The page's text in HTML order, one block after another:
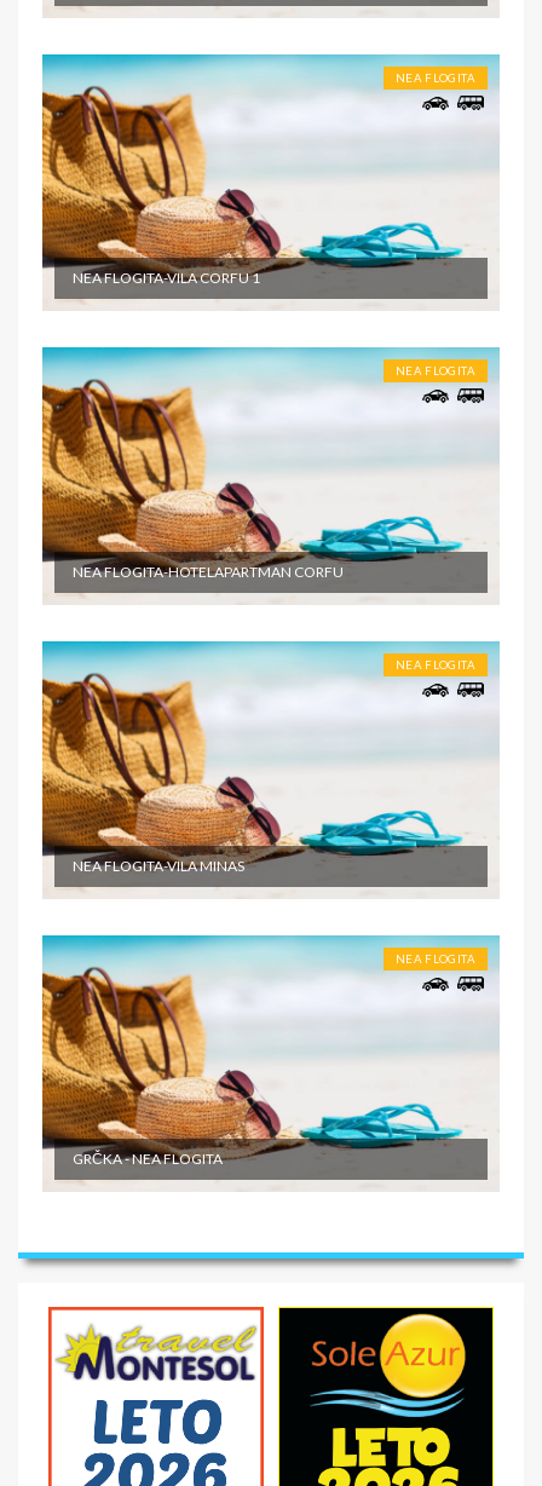
NEA FLOGITA
NEA FLOGITA-VILA CORFU 1
NEA FLOGITA
NEA FLOGITA-HOTELAPARTMAN CORFU
NEA FLOGITA
NEA FLOGITA-VILA MINAS
NEA FLOGITA
GRČKA - NEA FLOGITA